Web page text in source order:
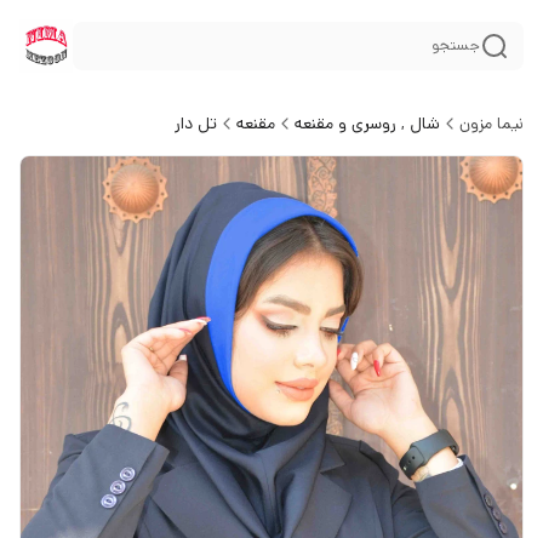
جستجو
نیما مزون شال , روسری و مقنعه مقنعه تل دار